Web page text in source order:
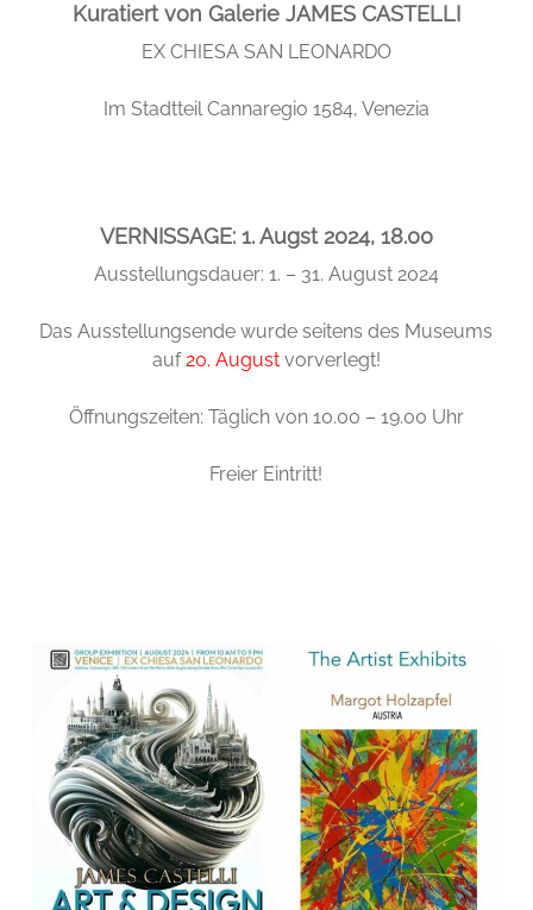
Kuratiert von Galerie JAMES CASTELLI
EX CHIESA SAN LEONARDO
Im Stadtteil Cannaregio 1584, Venezia
VERNISSAGE: 1. Augst 2024, 18.00
Ausstellungsdauer: 1. – 31. August 2024
Das Ausstellungsende wurde seitens des Museums
auf20. Augustvorverlegt!
Öffnungszeiten: Täglich von 10.00 – 19.00 Uhr
Freier Eintritt!